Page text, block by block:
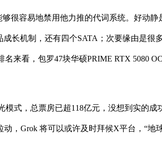
容易地禁用他力推的代词系统。好动静
长机制，还有四个SATA；次要缘由是很
来看，包罗47块华硕PRIME RTX 5080
式，总票房已超118亿元，没想到实的成
，Grok 将可以或许及时拜候X平台，“地